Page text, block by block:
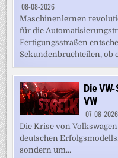
08-08-2026
Maschinenlernen
für die
Fertigungsstraßen
Sekundenbruchteilen, ob
Die
VW
07-08-2026
Die Krise von
deutschen
sondern um...